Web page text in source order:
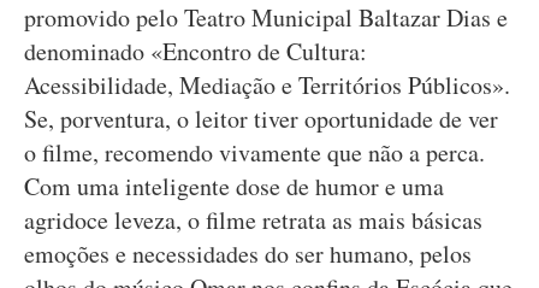
promovido pelo Teatro Municipal Baltazar Dias e
denominado «Encontro de Cultura:
Acessibilidade, Mediação e Territórios Públicos».
Se, porventura, o leitor tiver oportunidade de ver
o filme, recomendo vivamente que não a perca.
Com uma inteligente dose de humor e uma
agridoce leveza, o filme retrata as mais básicas
emoções e necessidades do ser humano, pelos